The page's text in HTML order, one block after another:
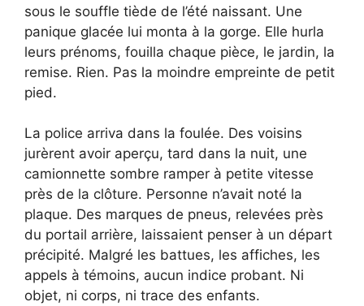
sous le souffle tiède de l’été naissant. Une
panique glacée lui monta à la gorge. Elle hurla
leurs prénoms, fouilla chaque pièce, le jardin, la
remise. Rien. Pas la moindre empreinte de petit
pied.
La police arriva dans la foulée. Des voisins
jurèrent avoir aperçu, tard dans la nuit, une
camionnette sombre ramper à petite vitesse
près de la clôture. Personne n’avait noté la
plaque. Des marques de pneus, relevées près
du portail arrière, laissaient penser à un départ
précipité. Malgré les battues, les affiches, les
appels à témoins, aucun indice probant. Ni
objet, ni corps, ni trace des enfants.